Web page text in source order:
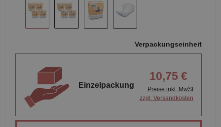
Verpackungseinheit
Einzelpackung
10,75 €
Preise inkl. MwSt
zzgl. Versandkosten